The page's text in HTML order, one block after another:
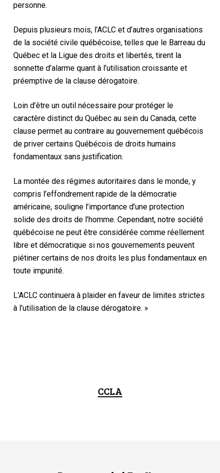
personne.
Depuis plusieurs mois, l’ACLC et d’autres organisations
de la société civile québécoise, telles que le Barreau du
Québec et la Ligue des droits et libertés, tirent la
sonnette d’alarme quant à l’utilisation croissante et
préemptive de la clause dérogatoire.
Loin d’être un outil nécessaire pour protéger le
caractère distinct du Québec au sein du Canada, cette
clause permet au contraire au gouvernement québécois
de priver certains Québécois de droits humains
fondamentaux sans justification.
La montée des régimes autoritaires dans le monde, y
compris l’effondrement rapide de la démocratie
américaine, souligne l’importance d’une protection
solide des droits de l’homme. Cependant, notre société
québécoise ne peut être considérée comme réellement
libre et démocratique si nos gouvernements peuvent
piétiner certains de nos droits les plus fondamentaux en
toute impunité.
L’ACLC continuera à plaider en faveur de limites strictes
à l’utilisation de la clause dérogatoire. »
CCLA